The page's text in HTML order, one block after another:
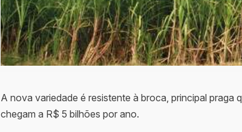
A nova variedade é resistente à broca, principal praga
chegam a R$ 5 bilhões por ano.